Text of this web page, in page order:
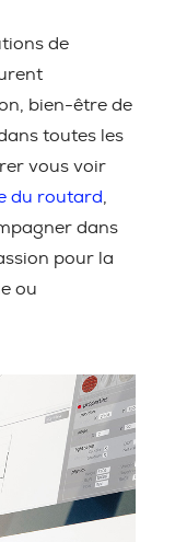
de
bien-être de
toutes les
vous voir
du routard
dans
pour la
ou